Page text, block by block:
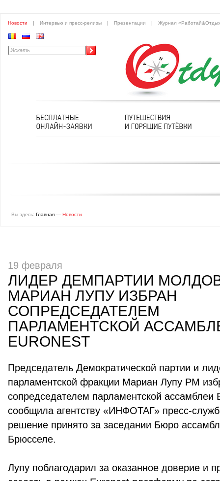
Новости | Интервью и пресс-релизы | Презентации | Журнал
Вы здесь: Главная — Новости
19 февраля
ЛИДЕР ДЕМПАРТИИ
МАРИАН ЛУПУ ИЗБРАН
СОПРЕДСЕДАТЕЛЕМ
ПАРЛАМЕНТСКОЙ
EURONEST
Председатель Демократической партии и
парламентской фракции Мариан Лупу РМ
сопредседателем парламентской ассамблеи
сообщила агентству «ИНФОТАГ» пресс-
решение принято за заседании Бюро
Брюсселе.
Лупу поблагодарил за оказанное доверие и